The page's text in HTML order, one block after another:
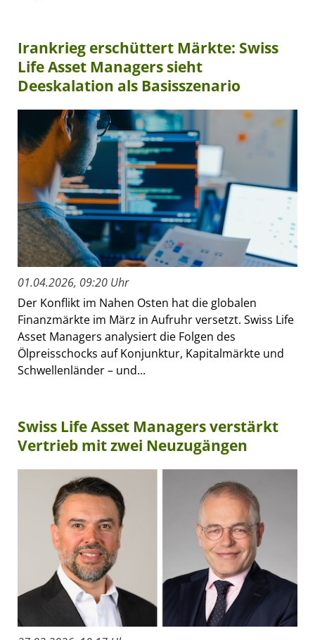
Irankrieg erschüttert Märkte: Swiss
Life Asset Managers sieht
Deeskalation als Basisszenario
01.04.2026, 09:20 Uhr
Der Konflikt im Nahen Osten hat die globalen
Finanzmärkte im März in Aufruhr versetzt. Swiss Life
Asset Managers analysiert die Folgen des
Ölpreisschocks auf Konjunktur, Kapitalmärkte und
Schwellenländer – und...
Swiss Life Asset Managers verstärkt
Vertrieb mit zwei Neuzugängen